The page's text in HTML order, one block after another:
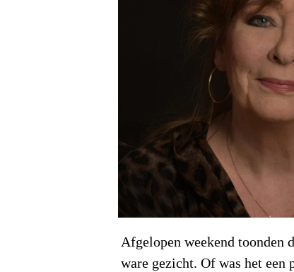
Afgelopen weekend toonden
ware gezicht. Of was het een